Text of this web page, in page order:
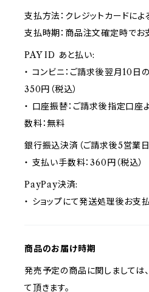
支払方法：クレジットカードに
支払時期：商品注文確定時でお
PAY ID あと払い:
・ コンビニ：ご請求後翌月10日
350円（税込）
・ 口座振替：ご請求後指定口座
数料：無料
銀行振込決済（ご請求後5営業日
・ 支払い手数料：360円（税込）
PayPay決済:
・ ショップにて発送処理後お支
商品のお届け時期
発売予定の商品に関しましては
て頂きます。